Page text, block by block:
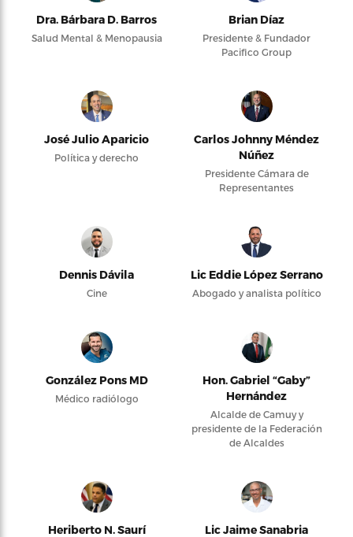
Dra. Bárbara D. Barros
Salud Mental & Menopausia
Brian Díaz
Presidente & Fundador
Pacifico Group
José Julio Aparicio
Política y derecho
Carlos Johnny Méndez
Núñez
Presidente Cámara de
Representantes
Dennis Dávila
Cine
Lic Eddie López Serrano
Abogado y analista político
González Pons MD
Médico radiólogo
Hon. Gabriel “Gaby”
Hernández
Alcalde de Camuy y
presidente de la Federación
de Alcaldes
Heriberto N. Saurí Lic Jaime Sanabria